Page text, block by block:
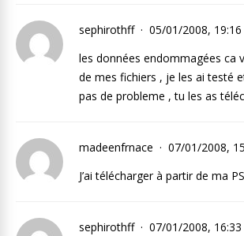
sephirothff
05/01/2008, 19:16
les données endommagées ca
de mes fichiers , je les ai testé
pas de probleme , tu les as
madeenfrnace
07/01/2008,
J’ai télécharger à partir de ma
sephirothff
07/01/2008, 16:33